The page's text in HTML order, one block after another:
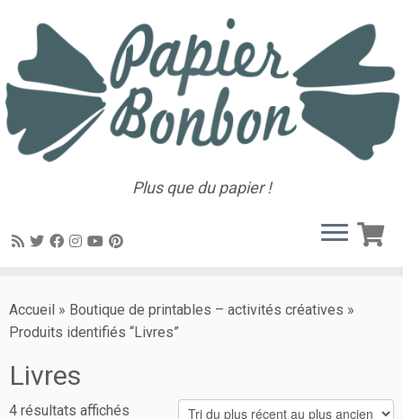
Plus que du papier !
Accueil » Boutique de printables – activités créatives »
Produits identifiés “Livres”
Livres
4 résultats affichés